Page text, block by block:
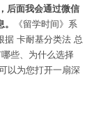
后面我会通过微信
《留学时间》系
据 卡耐基分类法 总
些、为什么选择
以为您打开一扇深